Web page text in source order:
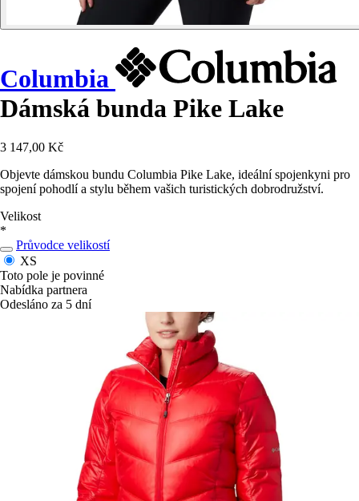
Columbia
Dámská bunda Pike Lake
3 147,00 Kč
Objevte dámskou bundu Columbia Pike Lake, ideální spojenkyni pro
spojení pohodlí a stylu během vašich turistických dobrodružství.
Velikost
*
Průvodce velikostí
XS
Toto pole je povinné
Nabídka partnera
Odesláno za 5 dní